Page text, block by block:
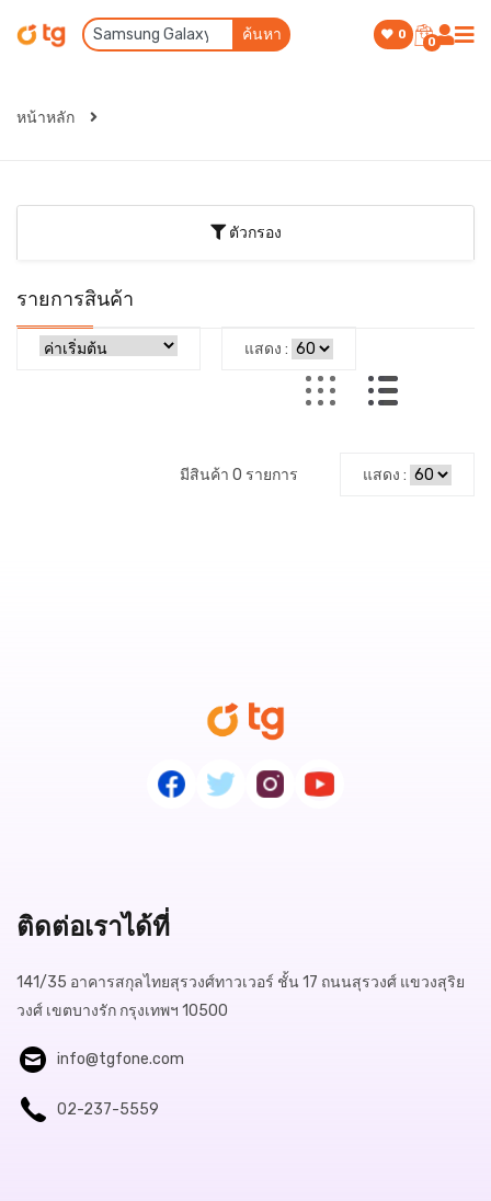
ค้นหา 0
0
หน้าหลัก
ตัวกรอง
รายการสินค้า
แสดง :
มีสินค้า 0 รายการ แสดง :
ติดต่อเราได้ที่
141/35 อาคารสกุลไทยสุรวงศ์ทาวเวอร์ ชั้น 17 ถนนสุรวงศ์ แขวงสุริย
วงศ์ เขตบางรัก กรุงเทพฯ 10500
info@tgfone.com
02-237-5559